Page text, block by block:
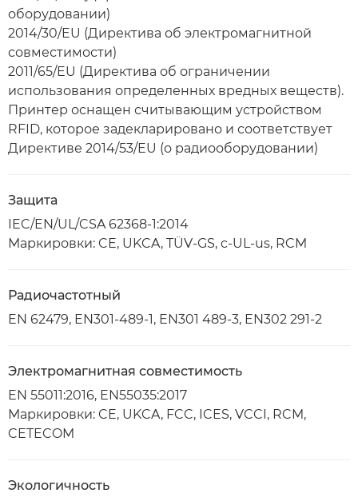
оборудовании)
2014/30/EU (Директива об электромагнитной
совместимости)
2011/65/EU (Директива об ограничении
использования определенных вредных веществ).
Принтер оснащен считывающим устройством
RFID, которое задекларировано и соответствует
Директиве 2014/53/EU (о радиооборудовании)
Защита
IEC/EN/UL/CSA 62368-1:2014
Маркировки: CE, UKCA, TÜV-GS, c-UL-us, RCM
Радиочастотный
EN 62479, EN301-489-1, EN301 489-3, EN302 291-2
Электромагнитная совместимость
EN 55011:2016, EN55035:2017
Маркировки: CE, UKCA, FCC, ICES, VCCI, RCM,
CETECOM
Экологичность